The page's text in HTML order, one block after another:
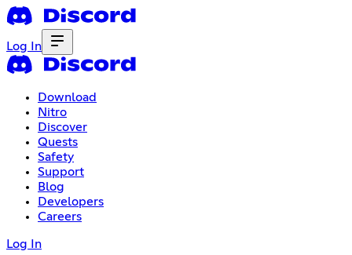
Log In
Download
Nitro
Discover
Quests
Safety
Support
Blog
Developers
Careers
Log In